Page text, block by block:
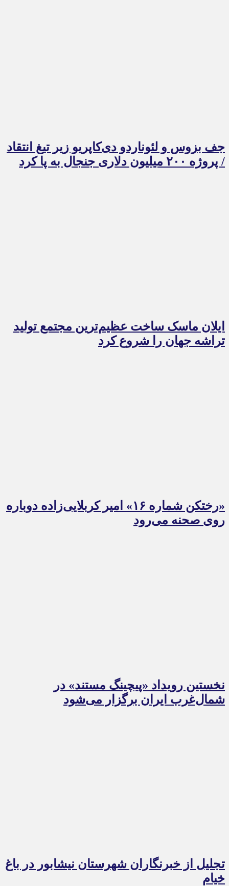
جف بزوس و لئوناردو دی‌کاپریو زیر تیغ انتقاد
/ پروژه ۲۰۰ میلیون دلاری جنجال به پا کرد
ایلان ماسک ساخت عظیم‌ترین مجتمع تولید
تراشه جهان را شروع کرد
«رختکن شماره ۱۶» امیر کربلایی‌زاده دوباره
روی صحنه می‌رود
نخستین رویداد «پیچینگ مستند» در
شمال‌غرب ایران برگزار می‌شود
تجلیل از خبرنگاران شهرستان نیشابور در باغ
خیام